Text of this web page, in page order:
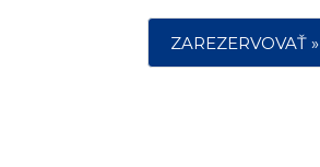
ZAREZERVOVAŤ »